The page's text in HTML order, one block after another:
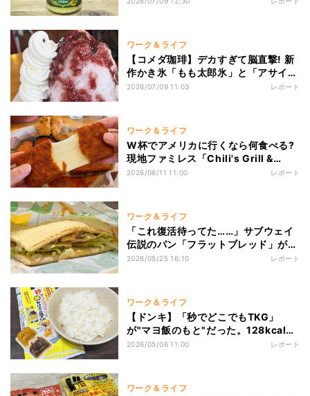
ワーク＆ライフ
【コメダ珈琲】デカすぎて脳直撃! 新
作かき氷「もも太郎氷」と「アサイー
ミックス氷」を徹底比較! おすすめト
2026/07/09 11:03 レポート
ワーク＆ライフ
W杯でアメリカに行くなら何食べる?
現地ファミレス「Chili's Grill &
Bar」の背徳すぎる“伸び〜るチーズフ
2026/06/11 11:00 レポート
ワーク＆ライフ
「これ復活待ってた……」サブウェイ
伝説のパン「フラットブレッド」が帰
還! タコス新作の"おすすめカスタマイ
2026/05/25 16:10 レポート
ワーク＆ライフ
【ドンキ】「秒でどこでもTKG」
が"マヨ飯のもと"だった。128kcal
の"カロリーの暴力"を啜ってみた。
2026/05/06 11:00 レポート
ワーク＆ライフ